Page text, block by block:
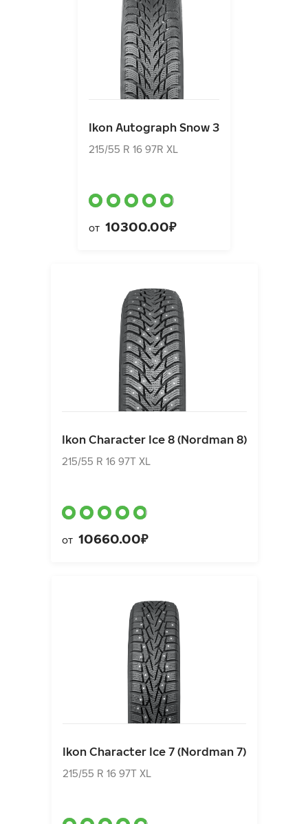
Ikon Autograph Snow 3
215/55 R 16 97R XL
от 10300.00₽
Ikon Character Ice 8 (Nordman 8)
215/55 R 16 97T XL
от 10660.00₽
Ikon Character Ice 7 (Nordman 7)
215/55 R 16 97T XL
Ikon Autograph Snow 3
215/55 R 16 97R XL
от10300.00₽
Ikon Character Ice 8 (Nordman 8)
215/55 R 16 97T XL
от10660.00₽
Ikon Character Ice 7 (Nordman 7)
215/55 R 16 97T XL
от9310.00₽